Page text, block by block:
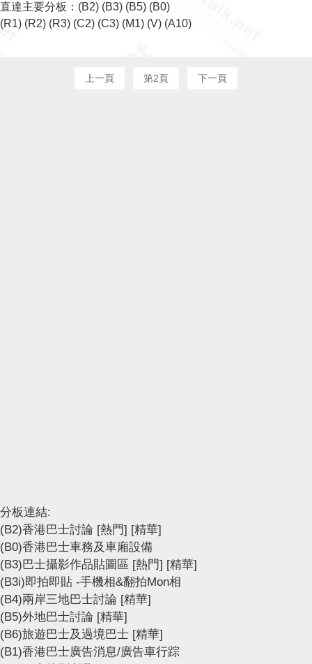
直達主要分板： (B2) (B3) (B5) (B0)
(R1) (R2) (R3) (C2) (C3) (M1) (V) (A10)
上一頁 第2頁 下一頁
分板連結:
(B2)香港巴士討論 [熱門] [精華]
(B0)香港巴士車務及車廂設備
(B3)巴士攝影作品貼圖區 [熱門] [精華]
(B3i)即拍即貼 -手機相&翻拍Mon相
(B4)兩岸三地巴士討論 [精華]
(B5)外地巴士討論 [精華]
(B6)旅遊巴士及過境巴士 [精華]
(B1)香港巴士廣告消息/廣告車行踪